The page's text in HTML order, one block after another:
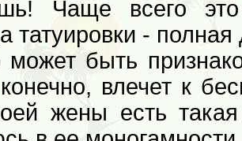
Чаще всего это
татуировки - полная
может быть
влечет к
жены есть